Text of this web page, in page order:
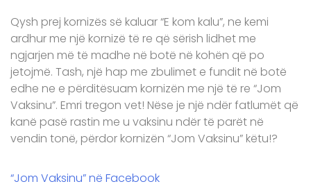
Qysh prej kornizës së kaluar “E kom kalu”, ne kemi
ardhur me një kornizë të re që sërish lidhet me
ngjarjen më të madhe në botë në kohën që po
jetojmë. Tash, një hap me zbulimet e fundit në botë
edhe ne e përditësuam kornizën me një të re “Jom
Vaksinu”. Emri tregon vet! Nëse je një ndër fatlumët që
kanë pasë rastin me u vaksinu ndër të parët në
vendin tonë, përdor kornizën “Jom Vaksinu” këtu!?
“Jom Vaksinu” në Facebook